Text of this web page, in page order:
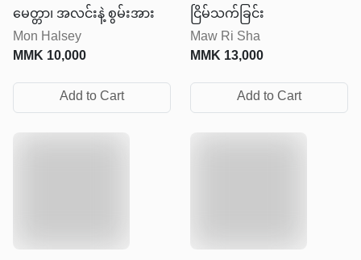
မေတ္တာ၊ အလင်းနဲ့ စွမ်းအား
Mon Halsey
MMK10,000
Add to Cart
ငြိမ်သက်ခြင်း
Maw Ri Sha
MMK13,000
Add to Cart